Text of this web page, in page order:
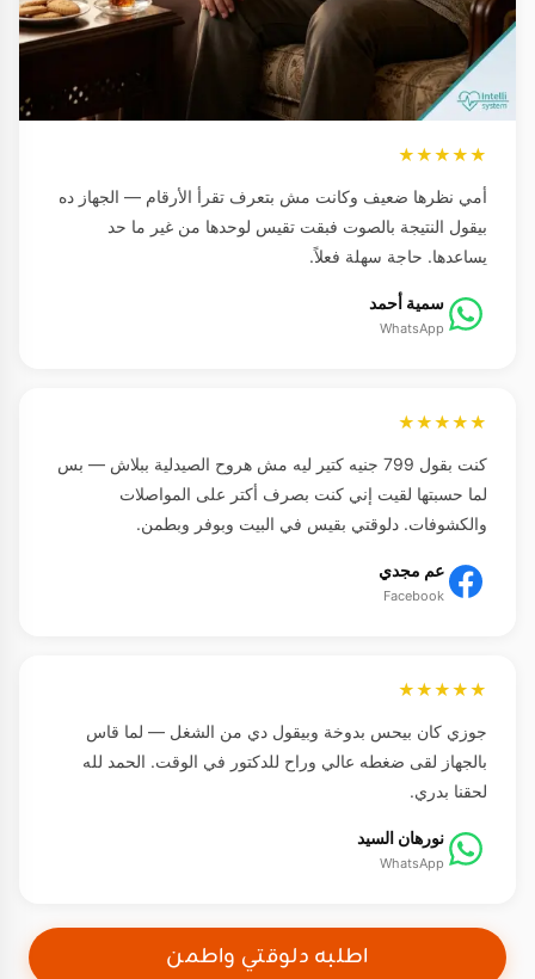
★★★★★
أمي نظرها ضعيف وكانت مش بتعرف تقرأ الأرقام — الجهاز ده
بيقول النتيجة بالصوت فبقت تقيس لوحدها من غير ما حد
يساعدها. حاجة سهلة فعلاً.
سمية أحمد
WhatsApp
★★★★★
كنت بقول 799 جنيه كتير ليه مش هروح الصيدلية ببلاش — بس
لما حسبتها لقيت إني كنت بصرف أكتر على المواصلات
والكشوفات. دلوقتي بقيس في البيت وبوفر وبطمن.
عم مجدي
Facebook
★★★★★
جوزي كان بيحس بدوخة وبيقول دي من الشغل — لما قاس
بالجهاز لقى ضغطه عالي وراح للدكتور في الوقت. الحمد لله
لحقنا بدري.
نورهان السيد
WhatsApp
اطلبه دلوقتي واطمن